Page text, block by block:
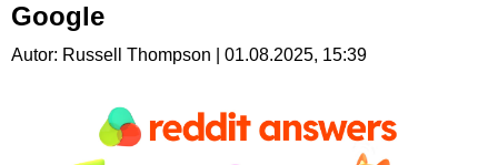
Google
Autor: Russell Thompson | 01.08.2025, 15:39